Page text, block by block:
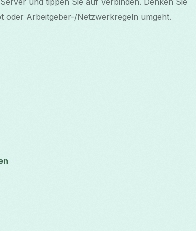
oder Arbeitgeber-/Netzwerkregeln umgeht.